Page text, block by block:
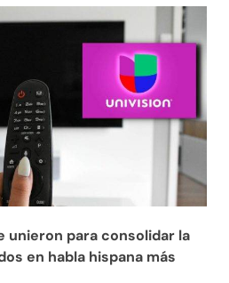
unieron para consolidar la
en habla hispana más